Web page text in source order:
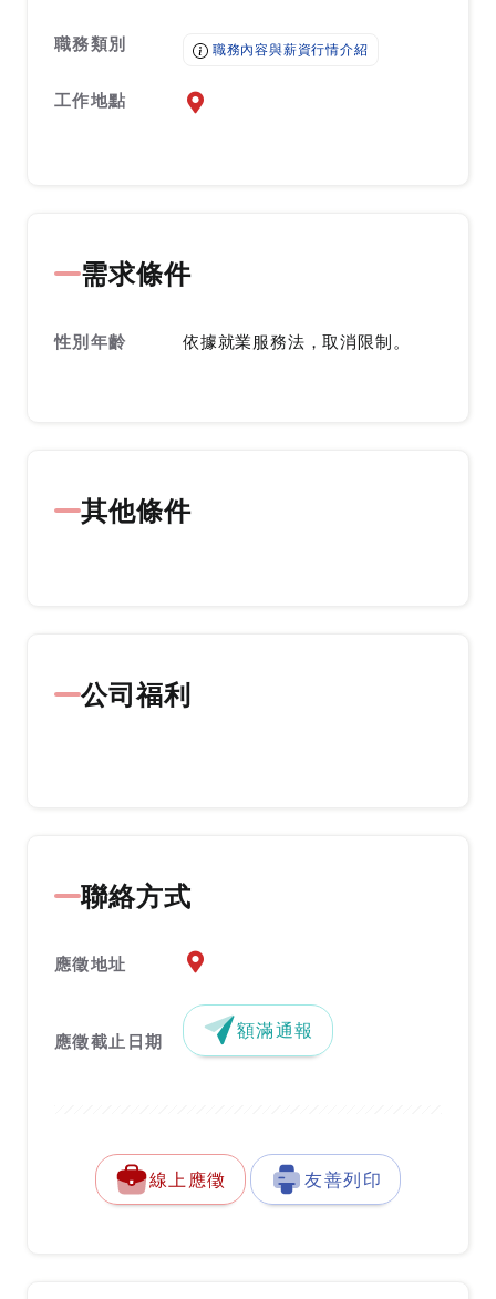
職務類別 職務內容與薪資行情介紹
工作地點 前往查看地圖
需求條件
性別年齡 依據就業服務法，取消限制。
其他條件
公司福利
聯絡方式
應徵地址 應徵地址地圖『另開新視窗』
應徵截止日期 額滿通報
線上應徵 友善列印